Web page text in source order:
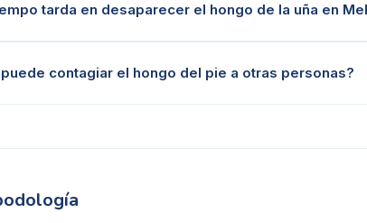
tarda en desaparecer el hongo de la uña en
puede contagiar el hongo del pie a otras personas?